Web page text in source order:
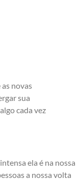
as novas
sua
cada vez
ela é na nossa
a nossa volta